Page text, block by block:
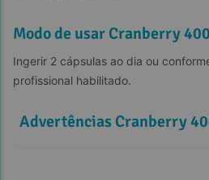
Modo de usar Cranberry
Ingerir 2 cápsulas ao dia ou
profissional habilitado.
Advertências Cranberry